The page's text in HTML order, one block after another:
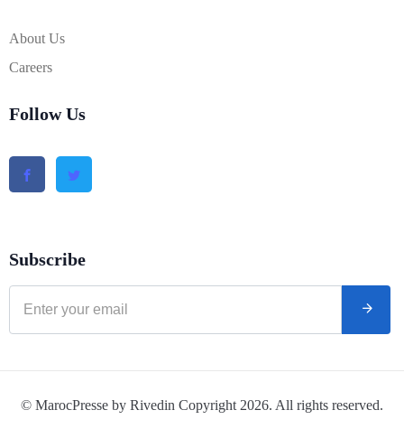
About Us
Careers
Follow Us
Subscribe
© MarocPresse by Rivedin Copyright 2026. All rights reserved.